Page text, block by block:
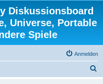
Diskussionsboard
Universe, Portable
Spiele
Anmelden